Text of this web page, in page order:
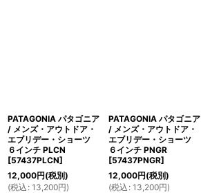
PATAGONIA パタゴニア
/ メンズ・アウトドア・
エブリデー・ショーツ
６インチ PLCN
[57437PLCN]
12,000円(税別)
(税込 : 13,200円)
PATAGONIA パタゴニア
/ メンズ・アウトドア・
エブリデー・ショーツ
６インチ PNGR
[57437PNGR]
12,000円(税別)
(税込 : 13,200円)